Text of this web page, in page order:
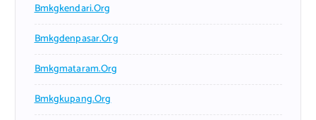
Bmkgkendari.org
Bmkgdenpasar.org
Bmkgmataram.org
Bmkgkupang.org